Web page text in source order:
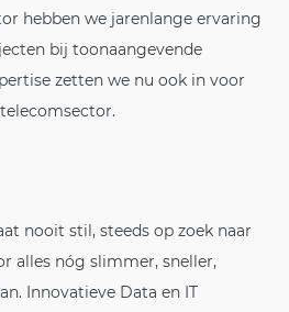
hebben we jarenlange ervaring
bij toonaangevende
zetten we nu ook in voor
nooit stil, steeds op zoek naar
alles nóg slimmer, sneller,
Innovatieve Data en IT